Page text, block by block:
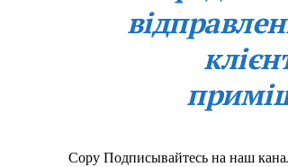
Copy Подписывайтесь на наш